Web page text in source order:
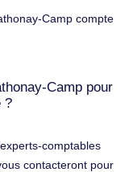
Camp compte
Camp pour
?
comptables
contacteront pour